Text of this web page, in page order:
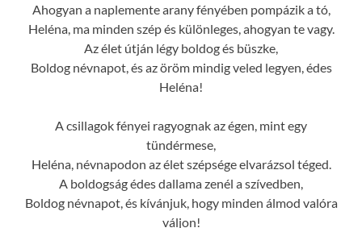
Ahogyan a naplemente arany fényében pompázik a tó,
Heléna, ma minden szép és különleges, ahogyan te vagy.
Az élet útján légy boldog és büszke,
Boldog névnapot, és az öröm mindig veled legyen, édes
Heléna!
A csillagok fényei ragyognak az égen, mint egy
tündérmese,
Heléna, névnapodon az élet szépsége elvarázsol téged.
A boldogság édes dallama zenél a szívedben,
Boldog névnapot, és kívánjuk, hogy minden álmod valóra
váljon!